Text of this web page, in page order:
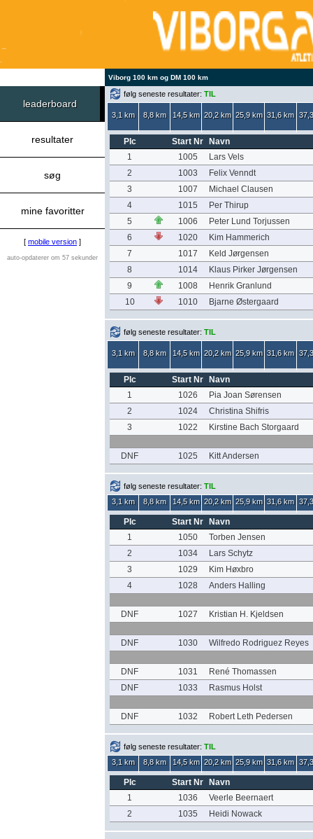
Viborg 100 km og DM 100 km
leaderboard
resultater
søg
mine favoritter
[ mobile version ]
auto-opdaterer om 57 sekunder
følg seneste resultater: TIL
3,1 km 8,8 km 14,5 km 20,2 km 25,9 km 31,6 km
Plc Start Nr
Navn
1
1005
Lars Vels
2
1003
Felix Venndt
3
1007
Michael Clausen
4
1015
Per Thirup
5
1006
Peter Lund Torjussen
6
1020
Kim Hammerich
7
1017
Keld Jørgensen
8
1014
Klaus Pirker Jørgensen
9
1008
Henrik Granlund
10
1010 Bjarne Østergaard
følg seneste resultater: TIL
3,1 km 8,8 km 14,5 km 20,2 km 25,9 km 31,6 km
Plc Start Nr
Navn
1
1026
Pia Joan Sørensen
2
1024
Christina Shifris
3
1022 Kirstine Bach Storgaard
DNF 1025 Kitt Andersen
følg seneste resultater: TIL
3,1 km
8,8 km 14,5 km 20,2 km 25,9 km 31,6 km
Plc Start Nr
Navn
1
1050
Torben Jensen
2
1034
Lars Schytz
3
1029
Kim Høxbro
4
1028 Anders Halling
DNF 1027 Kristian H. Kjeldsen
DNF 1030 Wilfredo Rodriguez Reyes
DNF 1031
René Thomassen
DNF
1033 Rasmus Holst
DNF 1032 Robert Leth Pedersen
følg seneste resultater: TIL
3,1 km
8,8 km 14,5 km 20,2 km 25,9 km 31,6 km
Plc Start Nr
Navn
1
1036
Veerle Beernaert
2
1035 Heidi Nowack